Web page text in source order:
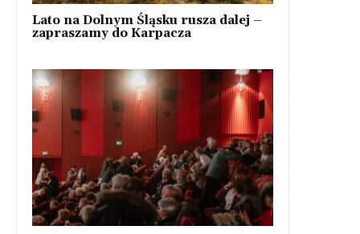
Lato na Dolnym Śląsku rusza dalej –
zapraszamy do Karpacza